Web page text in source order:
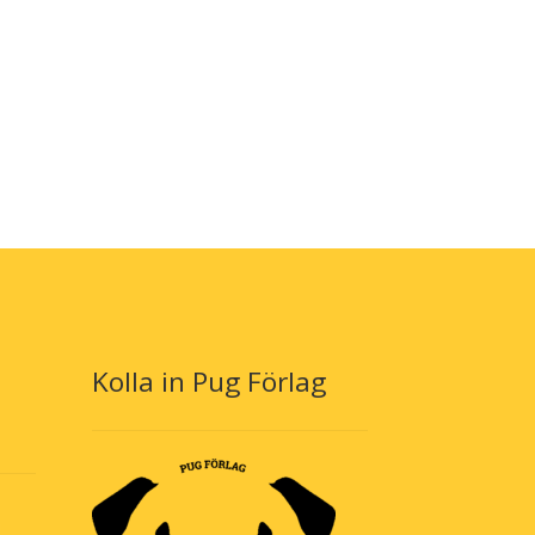
Kolla in Pug Förlag